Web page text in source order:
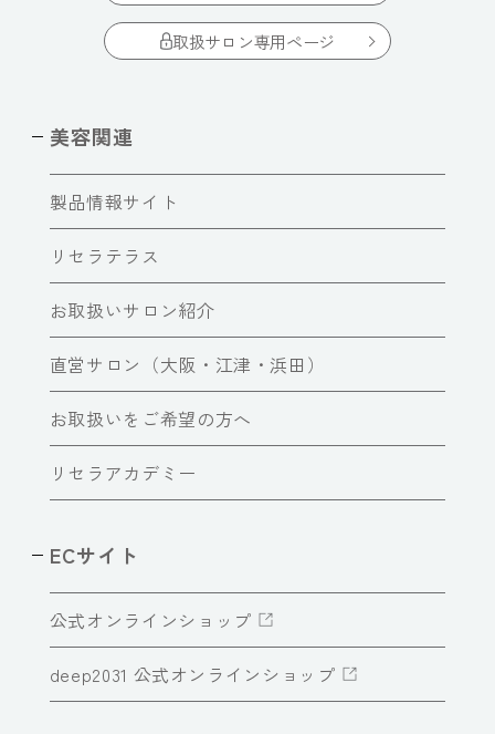
取扱サロン専用ページ
美容関連
製品情報サイト
リセラテラス
お取扱いサロン紹介
直営サロン（大阪・江津・浜田）
お取扱いをご希望の方へ
リセラアカデミー
ECサイト
公式オンラインショップ
deep2031 公式オンラインショップ